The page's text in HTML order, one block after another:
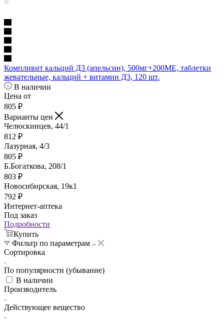
Компливит кальций Д3 (апельсин), 500мг+200МЕ, таблетки
жевательные, кальций + витамин Д3, 120 шт.
В наличии
Цена от
805 ₽
Варианты цен
Челюскинцев, 44/1
812 ₽
Лазурная, 4/3
805 ₽
Б.Богаткова, 208/1
803 ₽
Новосибирская, 19к1
792 ₽
Интернет-аптека
Под заказ
Подробности
Купить
Фильтр по параметрам
Сортировка
По популярности (убывание)
В наличии
Производитель
Действующее вещество